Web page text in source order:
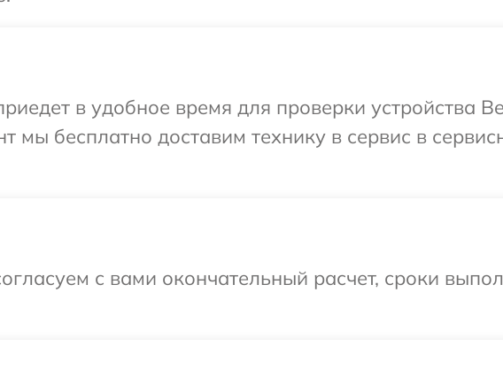
в удобное время для проверки устройства
мы бесплатно доставим технику в сервис в
с вами окончательный расчет, сроки